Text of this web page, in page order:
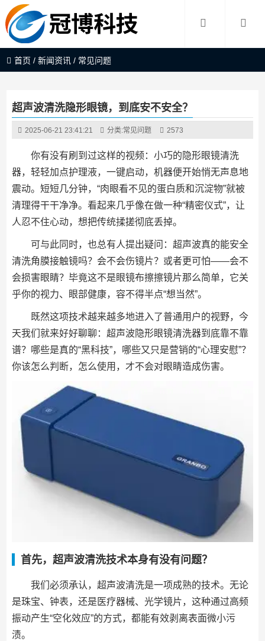
首页 /新闻资讯 / 常见问题
超声波清洗隐形眼镜，到底安不安全？
2025-06-21 23:41:21 分类:常见问题 2573
你有没有刷到过这样的视频：小巧的隐形眼镜清洗
器，轻轻加点护理液，一键启动，机器便开始悄无声息地
震动。短短几分钟，“肉眼看不见的蛋白质和沉淀物”就被
清理得干干净净。看起来几乎像在做一种“精密仪式”，让
人忍不住心动，想把传统揉搓彻底丢掉。
可与此同时，也总有人提出疑问：超声波真的能安全
清洗角膜接触镜吗？会不会伤镜片？或者更可怕——会不
会损害眼睛？毕竟这不是眼镜布擦擦镜片那么简单，它关
乎你的视力、眼部健康，容不得半点“想当然”。
既然这项技术越来越多地进入了普通用户的视野，今
天我们就来好好聊聊：超声波隐形眼镜清洗器到底靠不靠
谱？哪些是真的“黑科技”，哪些又只是营销的“心理安慰”？
你该怎么判断，怎么使用，才不会对眼睛造成伤害。
首先，超声波清洗技术本身有没有问题？
我们必须承认，超声波清洗是一项成熟的技术。无论
是珠宝、钟表，还是医疗器械、光学镜片，这种通过高频
振动产生“空化效应”的方式，都能有效剥离表面微小污
渍。